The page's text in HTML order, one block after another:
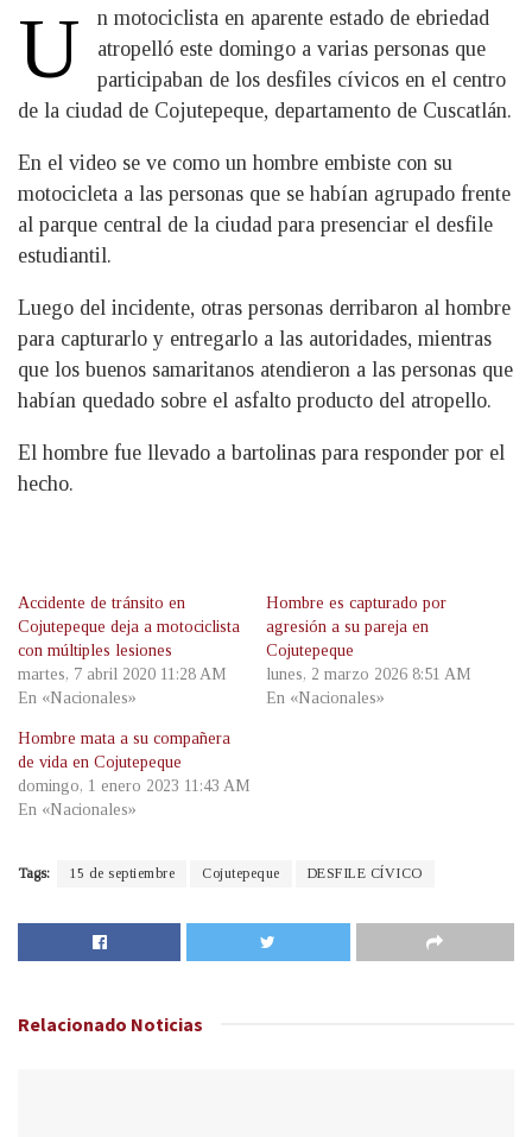
U
n motociclista en aparente estado de ebriedad
atropelló este domingo a varias personas que
participaban de los desfiles cívicos en el centro
de la ciudad de Cojutepeque, departamento de Cuscatlán.
En el video se ve como un hombre embiste con su
motocicleta a las personas que se habían agrupado frente
al parque central de la ciudad para presenciar el desfile
estudiantil.
Luego del incidente, otras personas derribaron al hombre
para capturarlo y entregarlo a las autoridades, mientras
que los buenos samaritanos atendieron a las personas que
habían quedado sobre el asfalto producto del atropello.
El hombre fue llevado a bartolinas para responder por el
hecho.
Accidente de tránsito en
Cojutepeque deja a motociclista
con múltiples lesiones
martes, 7 abril 2020 11:28 AM
En «Nacionales»
Hombre es capturado por
agresión a su pareja en
Cojutepeque
lunes, 2 marzo 2026 8:51 AM
En «Nacionales»
Hombre mata a su compañera
de vida en Cojutepeque
domingo, 1 enero 2023 11:43 AM
En «Nacionales»
Tags: 15 de septiembre Cojutepeque DESFILE CÍVICO
Relacionado Noticias